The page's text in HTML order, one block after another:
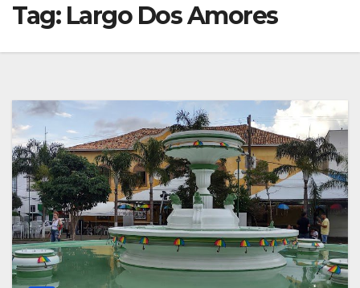
Tag: Largo Dos Amores